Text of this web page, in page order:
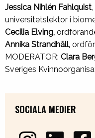
Jessica Nihlén Fahlquist
universitetslektor i
Cecilia Elving,
Annika Strandhäll,
MODERATOR: Clara
Sveriges
SOCIALA MEDIER